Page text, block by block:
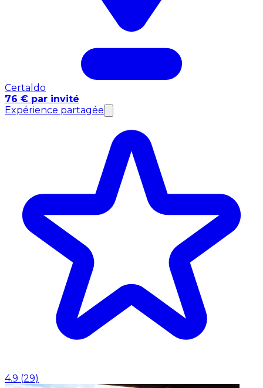
Certaldo
76 € par invité
Expérience partagée
4.9 (29)